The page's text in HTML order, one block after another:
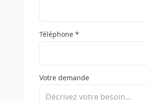
Téléphone *
Votre demande